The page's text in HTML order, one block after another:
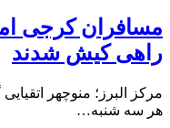
مسافران کرجی
راهی کیش شدند
مرکز البرز؛ منوچهر
هر سه شنبه…